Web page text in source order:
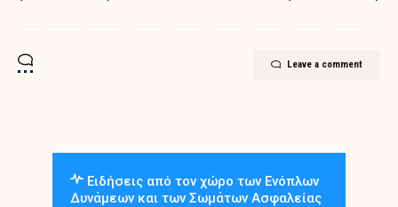
Leave a comment
Ειδήσεις από τον χώρο των Ενόπλων
Δυνάμεων και των Σωμάτων Ασφαλείας